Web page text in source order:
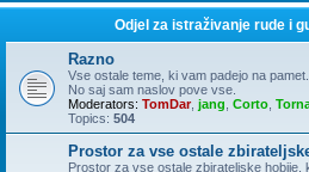
Odjel za istraživanje rude i
Razno
Vse ostale teme, ki vam padejo na pamet.
No saj sam naslov pove vse.
Moderators: TomDar, jang Corto
Topics: 504
Prostor za vse ostale
Prostor za vse ostale zbirateljske hobije,